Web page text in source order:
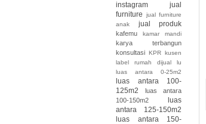
instagram
jual
furniture
jual furniture
anak
jual produk
kafemu kamar mandi
karya terbangun
konsultasi KPR kusen
label rumah dijual
lu
luas antara 0-25m2
luas antara 100-
125m2
luas antara
100-150m2
luas
antara 125-150m2
luas antara 150-